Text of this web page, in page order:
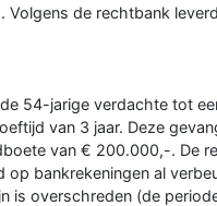
de rechtbank
54-jarige verdachte tot
van 3 jaar. Deze
van € 200.000,-. De
op bankrekeningen al
is overschreden (de